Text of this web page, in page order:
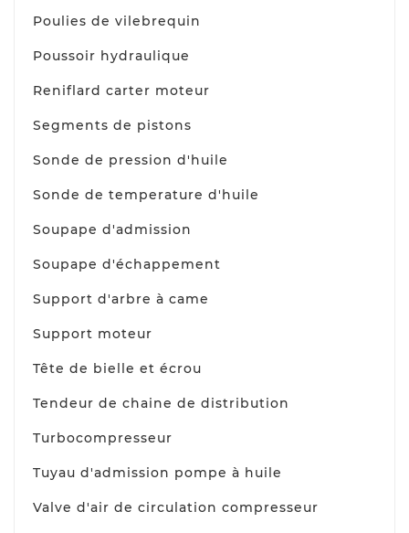
Poulies de vilebrequin
Poussoir hydraulique
Reniflard carter moteur
Segments de pistons
Sonde de pression d'huile
Sonde de temperature d'huile
Soupape d'admission
Soupape d'échappement
Support d'arbre à came
Support moteur
Tête de bielle et écrou
Tendeur de chaine de distribution
Turbocompresseur
Tuyau d'admission pompe à huile
Valve d'air de circulation compresseur